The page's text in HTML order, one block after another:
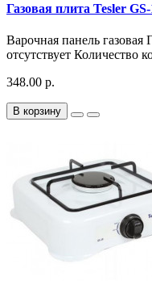
Газовая плита Tesler
Варочная панель газовая
отсутствует Количество
348.00 р.
В корзину